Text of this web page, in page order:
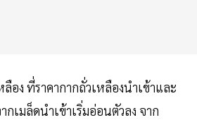
อง ที่ราคากากถั่วเหลืองนำเข้าและ
เมล็ดนำเข้าเริ่มอ่อนตัวลง จาก